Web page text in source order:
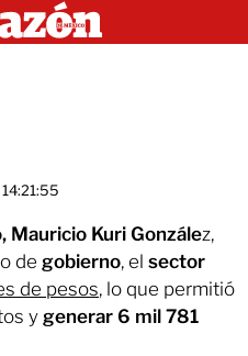
Mauricio Kuri González,
de gobierno, el sector
de pesos, lo que permitió
y generar 6 mil 781